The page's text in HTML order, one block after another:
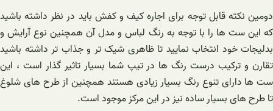
دومین نکته قابل توجه برای اجاره کیف و کفش باید در نظر داشته باشید
که این ست ها را با توجه به رنگ لباس و مدل آن همچنین نوع آرایش و
بدلیجات خود انتخاب نمایید تا ظاهری شیک تر و جذاب تر داشته باشید
تقارن و ترکیب درست رنگ ها در تیپ شما بسیار تاثیر گذار است ، این
ست ها دارای تنوع رنگ بسیار زیادی هستند همچنین از طرح های شلوغ
تا طرح های بسیار ساده نیز در این مرکز موجود است.